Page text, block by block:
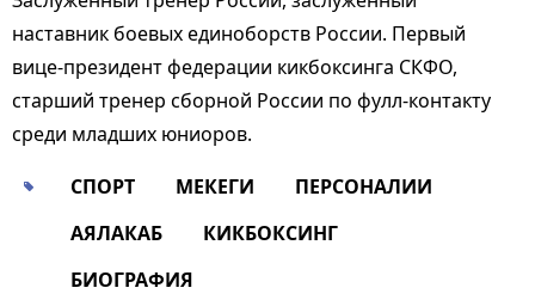
наставник боевых единоборств России. Первый
вице-президент федерации кикбоксинга СКФО,
старший тренер сборной России по фулл-контакту
среди младших юниоров.
СПОРТ
МЕКЕГИ
ПЕРСОНАЛИИ
АЯЛАКАБ
КИКБОКСИНГ
БИОГРАФИЯ